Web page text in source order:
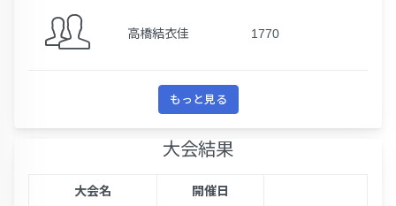
高橋結衣佳 1770
もっと見る
大会結果
大会名 開催日